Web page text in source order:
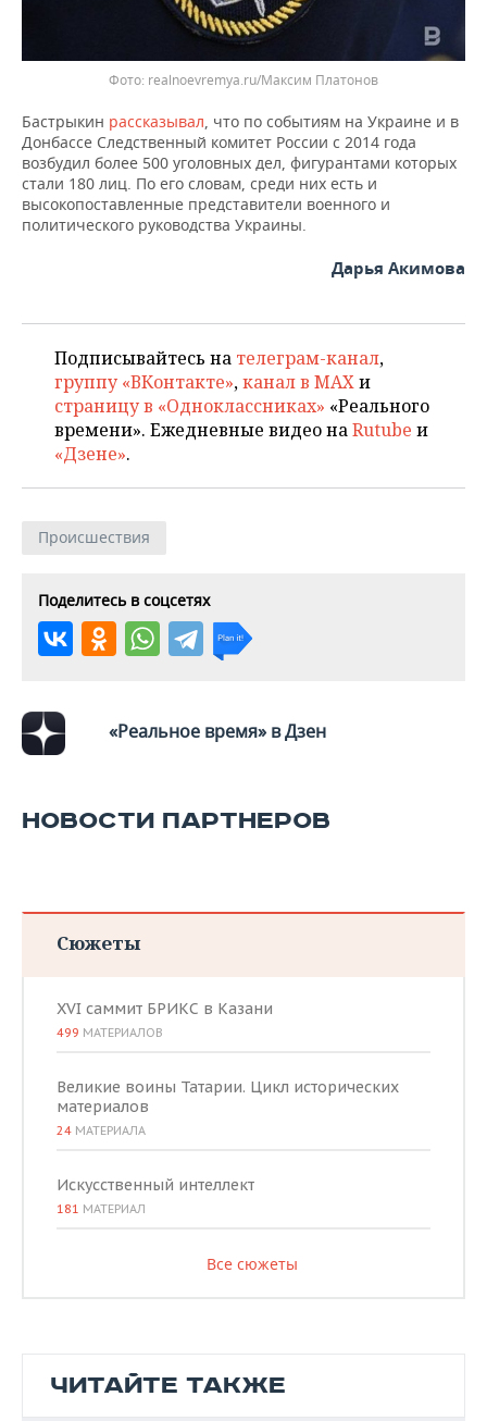
ХОККЕЙ С МЯЧОМ
ПРОИСШЕСТВИЯ
realnoevremya.ru/Максим Платонов
Бастрыкин рассказывал, что по событиям на Украине и в
Донбассе Следственный комитет России с 2014 года
возбудил более 500 уголовных дел, фигурантами которых
стали 180 лиц. По его словам, среди них есть и
высокопоставленные представители военного и
политического руководства Украины.
Дарья Акимова
Подписывайтесь на телеграм-канал,
группу «ВКонтакте»,канал в MAXи
страницу в «Одноклассниках» «Реального
времени». Ежедневные видео наRutube и
«Дзене».
Происшествия
Поделитесь в соцсетях
«Реальное время» в Дзен
НОВОСТИ ПАРТНЕРОВ
Сюжеты
XVI саммит БРИКС в Казани
499 МАТЕРИАЛОВ
Великие воины Татарии. Цикл исторических
материалов
24 МАТЕРИАЛА
Искусственный интеллект
181 МАТЕРИАЛ
Все сюжеты
ЧИТАЙТЕ ТАКЖЕ